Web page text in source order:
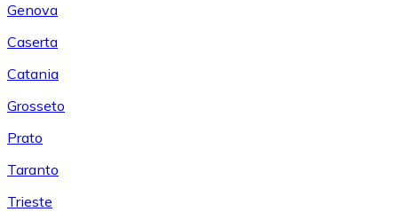
Genova
Caserta
Catania
Grosseto
Prato
Taranto
Trieste